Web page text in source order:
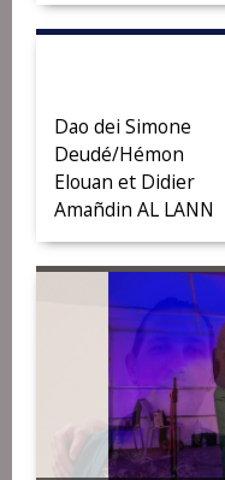
Dao dei Simone
Deudé/Hémon
Elouan et Didier
Amañdin AL LANN